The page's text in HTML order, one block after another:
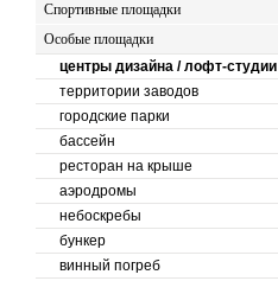
Спортивные площадки
Особые площадки
центры дизайна / лофт-студии
территории заводов
городские парки
бассейн
ресторан на крыше
аэродромы
небоскребы
бункер
винный погреб